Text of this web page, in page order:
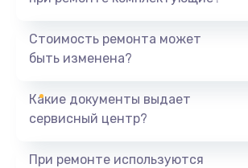
1440 руб.
Ремонт южного моста
Стоимость ремонта может
быть изменена?
Какие документы выдает
сервисный центр?
При ремонте используются